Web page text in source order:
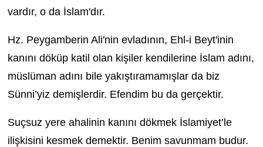
vardır, o da İslam'dır.
Hz. Peygamberin Ali'nin evladının, Ehl-i Beyt'inin
kanını döküp katil olan kişiler kendilerine İslam adını,
müslüman adını bile yakıştıramamışlar da biz
Sünni’yiz demişlerdir. Efendim bu da gerçektir.
Suçsuz yere ahalinin kanını dökmek İslamiyet’le
ilişkisini kesmek demektir. Benim savunmam budur.